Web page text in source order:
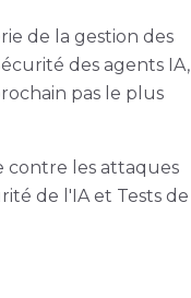
de la gestion des
des agents IA,
pas le plus
contre les attaques
de l'IA et Tests de